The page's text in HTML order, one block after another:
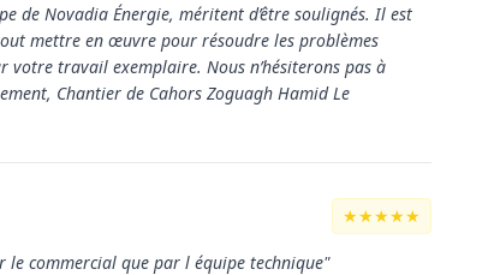
de Novadia Énergie, méritent d’être soulignés. Il est
mettre en œuvre pour résoudre les problèmes
travail exemplaire. Nous n’hésiterons pas à
Chantier de Cahors Zoguagh Hamid Le
★★★★★
commercial que par l équipe technique"